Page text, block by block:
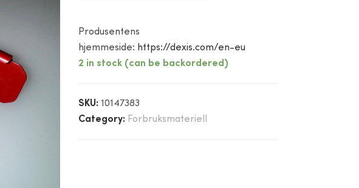
Produsentens
hjemmeside: https://dexis.com/en-eu
2 in stock (can be backordered)
SKU:10147383
Category: Forbruksmateriell